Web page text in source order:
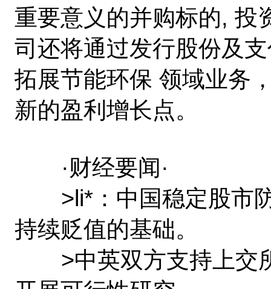
重要意义的并购标的, 投
司还将通过发行股份及
拓展节能环保 领域业务
新的盈利增长点。
·财经要闻·
>li*：中国稳定股市防
持续贬值的基础。
>中英双方支持上交